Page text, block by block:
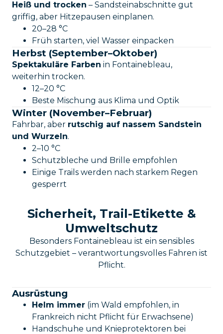
Heiß und trocken – Sandsteinabschnitte gut
griffig, aber Hitzepausen einplanen.
20–28 °C
Früh starten, viel Wasser einpacken
Herbst (September–Oktober)
Spektakuläre Farben in Fontainebleau,
weiterhin trocken.
12–20 °C
Beste Mischung aus Klima und Optik
Winter (November–Februar)
Fahrbar, aber rutschig auf nassem Sandstein
und Wurzeln.
2–10 °C
Schutzbleche und Brille empfohlen
Einige Trails werden nach starkem Regen
gesperrt
Sicherheit, Trail-Etikette &
Umweltschutz
Besonders Fontainebleau ist ein sensibles
Schutzgebiet – verantwortungsvolles Fahren ist
Pflicht.
Ausrüstung
Helm immer (im Wald empfohlen, in
Frankreich nicht Pflicht für Erwachsene)
Handschuhe und Knieprotektoren bei